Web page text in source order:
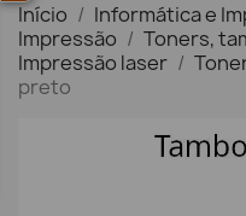
Início Informática e
Impressão
Toners,
Impressão laser
preto